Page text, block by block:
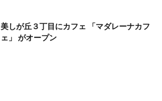
美しが丘３丁目にカフェ 「マダレーナカフ
ェ」 がオープン